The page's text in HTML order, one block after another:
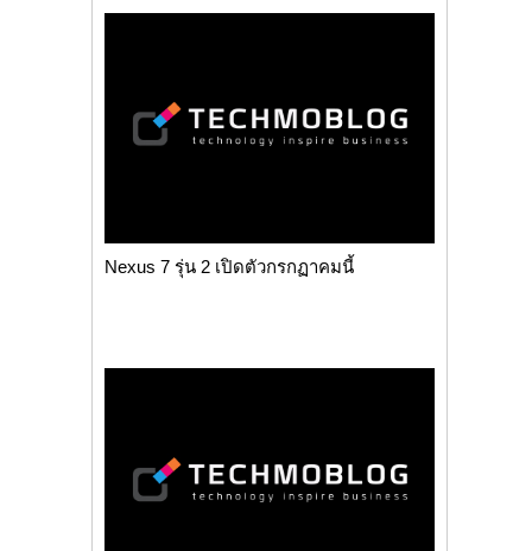
Nexus 7 รุ่น 2 เปิดตัวกรกฏาคมนี้